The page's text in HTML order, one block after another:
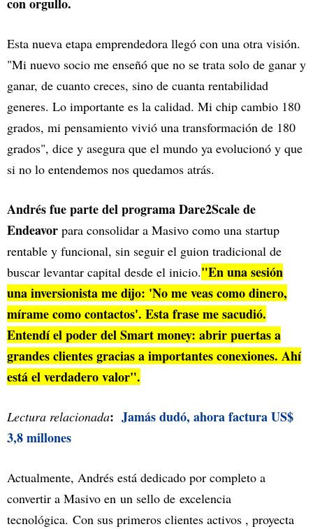
Esta nueva etapa emprendedora llegó con una otra visión.
"Mi nuevo socio me enseñó que no se trata solo de ganar y
ganar, de cuanto creces, sino de cuanta rentabilidad
generes. Lo importante es la calidad. Mi chip cambio 180
grados, mi pensamiento vivió una transformación de 180
grados", dice y asegura que el mundo ya evolucionó y que
si no lo entendemos nos quedamos atrás.
Andrés fue parte del programa Dare2Scale de
Endeavor para consolidar a Masivo como una startup
rentable y funcional, sin seguir el guion tradicional de
buscar levantar capital desde el inicio."En una sesión
una inversionista me dijo: 'No me veas como dinero,
mírame como contactos'. Esta frase me sacudió.
Entendí el poder del Smart money: abrir puertas a
grandes clientes gracias a importantes conexiones. Ahí
está el verdadero valor".
Lectura relacionada: Jamás dudó, ahora factura US$
3,8 millones
Actualmente, Andrés está dedicado por completo a
convertir a Masivo en un sello de excelencia
tecnológica. Con sus primeros clientes activos , proyecta